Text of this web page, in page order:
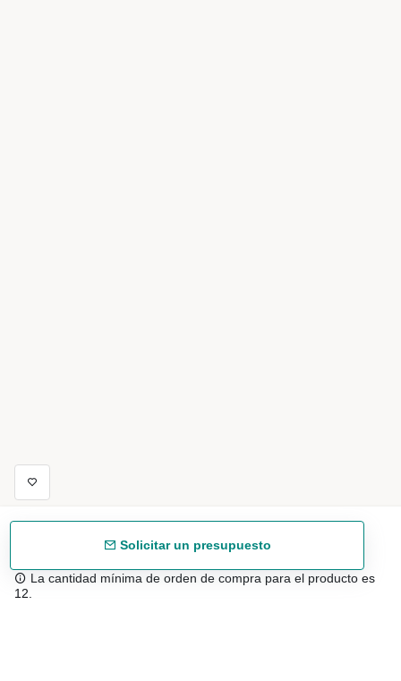
Solicitar un presupuesto
La cantidad mínima de orden de compra para el producto es
12.